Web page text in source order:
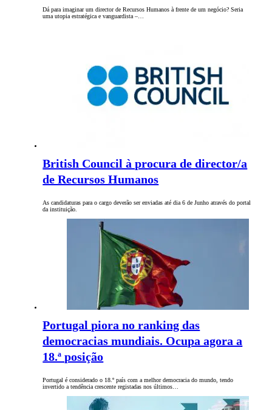
Dá para imaginar um director de Recursos Humanos à frente de um negócio? Seria
uma utopia estratégica e vanguardista –…
British Council à procura de director/a
de Recursos Humanos
As candidaturas para o cargo deverão ser enviadas até dia 6 de Junho através do portal
da instituição.
Portugal piora no ranking das
democracias mundiais. Ocupa agora a
18.ª posição
Portugal é considerado o 18.º país com a melhor democracia do mundo, tendo
invertido a tendência crescente registadas nos últimos…